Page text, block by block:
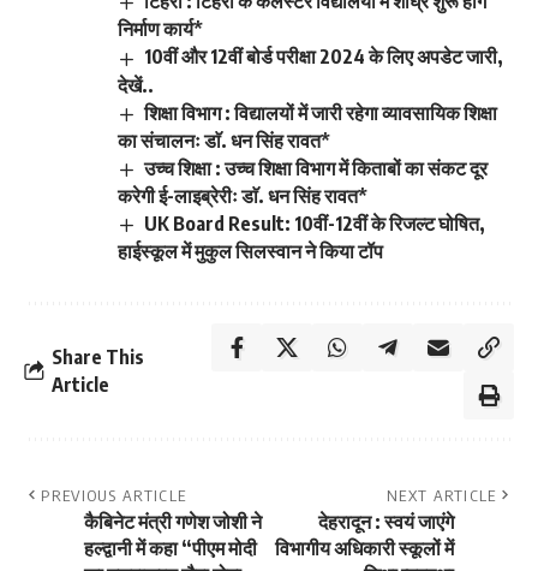
निर्माण कार्य*
10वीं और 12वीं बोर्ड परीक्षा 2024 के लिए अपडेट जारी,
देखें..
शिक्षा विभाग : विद्यालयों में जारी रहेगा व्यावसायिक शिक्षा
का संचालनः डाॅ. धन सिंह रावत*
उच्च शिक्षा : उच्च शिक्षा विभाग में किताबों का संकट दूर
करेगी ई-लाइब्रेरीः डाॅ. धन सिंह रावत*
UK Board Result: 10वीं-12वीं के रिजल्ट घोषित,
हाईस्कूल में मुकुल सिलस्वान ने किया टॉप
Share This
Article
PREVIOUS ARTICLE
कैबिनेट मंत्री गणेश जोशी ने
हल्द्वानी में कहा “पीएम मोदी
NEXT ARTICLE
देहरादून : स्वयं जाएंगे
विभागीय अधिकारी स्कूलों में